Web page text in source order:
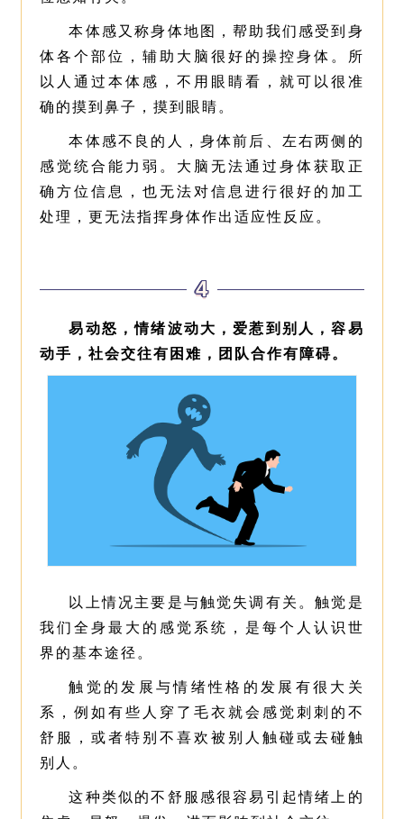
本体感又称身体地图，帮助我们感受到身
体各个部位，辅助大脑很好的操控身体。所
以人通过本体感，不用眼睛看，就可以很准
确的摸到鼻子，摸到眼睛。
本体感不良的人，身体前后、左右两侧的
感觉统合能力弱。大脑无法通过身体获取正
确方位信息，也无法对信息进行很好的加工
处理，更无法指挥身体作出适应性反应。
4
易动怒，情绪波动大，爱惹到别人，容易
动手，社会交往有困难，团队合作有障碍。
以上情况主要是与触觉失调有关。触觉是
我们全身最大的感觉系统，是每个人认识世
界的基本途径。
触觉的发展与情绪性格的发展有很大关
系，例如有些人穿了毛衣就会感觉刺刺的不
舒服，或者特别不喜欢被别人触碰或去碰触
别人。
这种类似的不舒服感很容易引起情绪上的